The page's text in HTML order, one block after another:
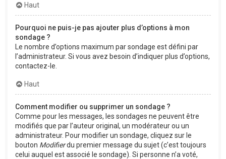
Haut
Pourquoi ne puis-je pas ajouter plus d’options à mon
sondage ?
Le nombre d’options maximum par sondage est défini par
l’administrateur. Si vous avez besoin d’indiquer plus d’options,
contactez-le.
Haut
Comment modifier ou supprimer un sondage ?
Comme pour les messages, les sondages ne peuvent être
modifiés que par l’auteur original, un modérateur ou un
administrateur. Pour modifier un sondage, cliquez sur le
bouton Modifierdu premier message du sujet (c’est toujours
celui auquel est associé le sondage). Si personne n’a voté,